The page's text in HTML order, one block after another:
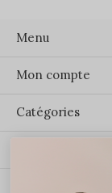
Menu
Mon compte
Catégories